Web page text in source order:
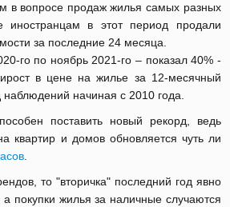
в вопросе продаж жилья самых разных
иностранцам в этот период продали
за последние 24 месяца.
го по ноябрь 2021-го – показал 40% -
в цене на жилье за 12-месячный
начиная с 2010 года.
поставить новый рекорд, ведь
квартир и домов обновляется чуть ли
то "вторичка" последний год явно
а покупки жилья за наличные случаются